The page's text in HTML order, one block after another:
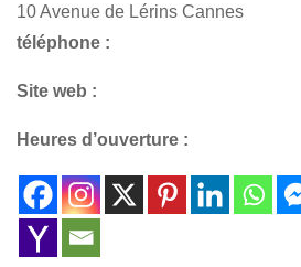
10 Avenue de Lérins Cannes
téléphone :
Site web :
Heures d’ouverture :